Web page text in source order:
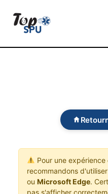
Pour une
recommandons d'utiliser
ou Microsoft Edge.
pas s'afficher